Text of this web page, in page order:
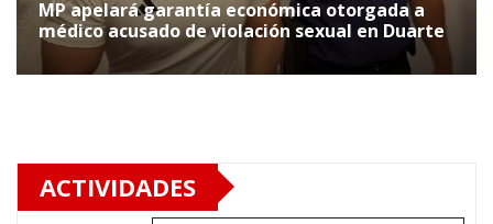
MP apelará garantía económica otorgada a
médico acusado de violación sexual en Duarte
ACTIVIDADES